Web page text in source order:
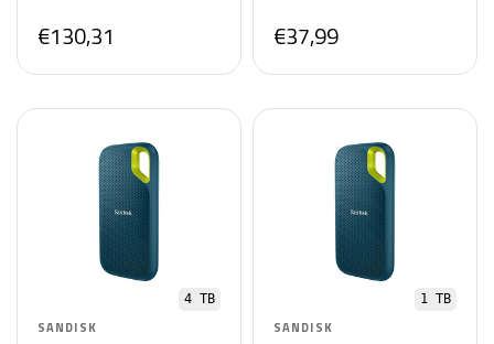
dispositivi portatili da
gaming) POWERED BY
SANDISK
€130,31
10, U3, V30
€37,99
4 TB
SANDISK
1 TB
SANDISK